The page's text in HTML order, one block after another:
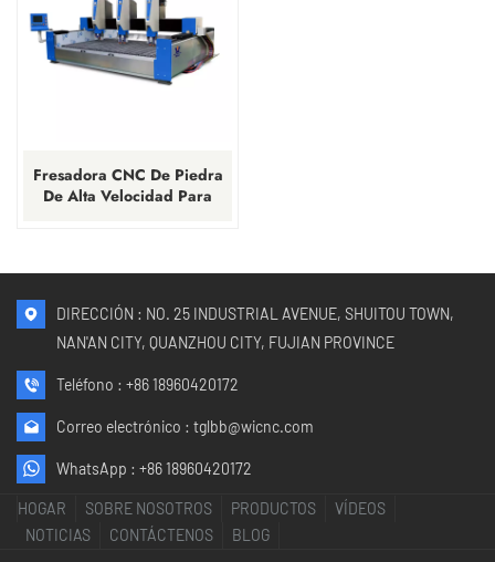
Fresadora CNC De Piedra
De Alta Velocidad Para
DIRECCIÓN : NO. 25 INDUSTRIAL AVENUE, SHUITOU TOWN,
NAN'AN CITY, QUANZHOU CITY, FUJIAN PROVINCE
Teléfono : +86 18960420172
Correo electrónico : tglbb@wicnc.com
WhatsApp : +86 18960420172
HOGAR SOBRE NOSOTROS PRODUCTOS
VÍDEOS
NOTICIAS
CONTÁCTENOS BLOG